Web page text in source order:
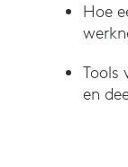
Hoe
Tools
en